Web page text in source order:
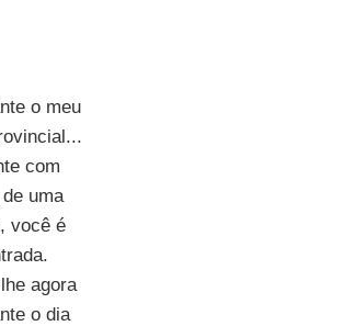
o meu
com
uma
você é
agora
o dia